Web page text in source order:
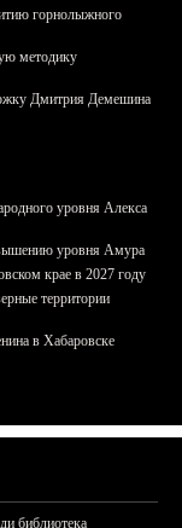
горнолыжного
методику
Дмитрия Демешина
уровня Алекса
уровня Амура
крае в 2027 году
территории
в Хабаровске
библиотека